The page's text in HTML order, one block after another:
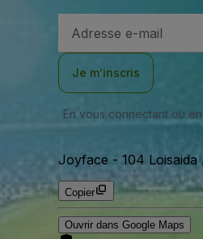
e-
Je m’inscris
En vous connectant ou
Joyface - 104
Copier
Ouvrir dans Google Maps